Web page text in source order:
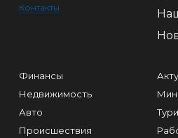
Контакты
Финансы
Недвижимость
Авто
Происшествия